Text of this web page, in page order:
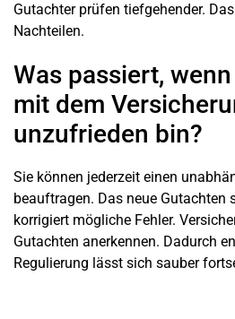
Gutachter prüfen tiefgehender.
Nachteilen.
Was passiert,
mit dem
unzufrieden bin?
Sie können jederzeit einen
beauftragen. Das neue Gutachten
korrigiert mögliche Fehler.
Gutachten anerkennen. Dadurch
Regulierung lässt sich sauber